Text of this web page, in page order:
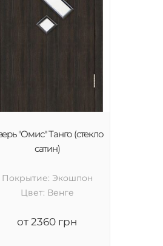
"Омис" Танго (стекло
сатин)
Покрытие: Экошпон
Цвет: Венге
от 2360 грн